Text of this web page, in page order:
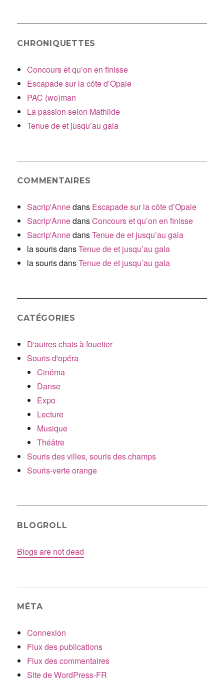
CHRONIQUETTES
Concours et qu’on en finisse
Escapade sur la côte d’Opale
PAC (wo)man
La passion selon Mathilde
Tenue de et jusqu’au gala
COMMENTAIRES
Sacrip'Annedans Escapade sur la côte d’Opale
Sacrip'AnnedansConcours et qu’on en finisse
Sacrip'AnnedansTenue de et jusqu’au gala
la sourisdansTenue de et jusqu’au gala
la sourisdansTenue de et jusqu’au gala
CATÉGORIES
D'autres chats à fouetter
Souris d'opéra
Cinéma
Danse
Expo
Lecture
Musique
Théâtre
Souris des villes, souris des champs
Souris-verte orange
BLOGROLL
Blogs are not dead
MÉTA
Connexion
Flux des publications
Flux des commentaires
Site de WordPress-FR